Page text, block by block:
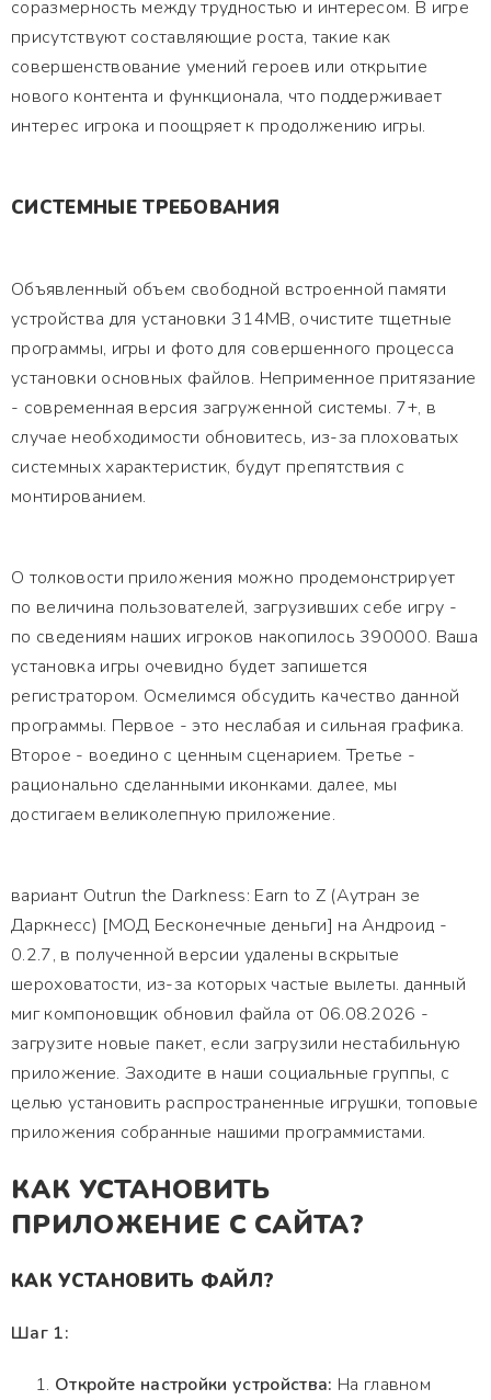
соразмерность между трудностью и интересом. В игре
присутствуют составляющие роста, такие как
совершенствование умений героев или открытие
нового контента и функционала, что поддерживает
интерес игрока и поощряет к продолжению игры.
СИСТЕМНЫЕ ТРЕБОВАНИЯ
Объявленный объем свободной встроенной памяти
устройства для установки 314MB, очистите тщетные
программы, игры и фото для совершенного процесса
установки основных файлов. Неприменное притязание
- современная версия загруженной системы. 7+, в
случае необходимости обновитесь, из-за плоховатых
системных характеристик, будут препятствия с
монтированием.
О толковости приложения можно продемонстрирует
по величина пользователей, загрузивших себе игру -
по сведениям наших игроков накопилось 390000. Ваша
установка игры очевидно будет запишется
регистратором. Осмелимся обсудить качество данной
программы. Первое - это неслабая и сильная графика.
Второе - воедино с ценным сценарием. Третье -
рационально сделанными иконками. далее, мы
достигаем великолепную приложение.
вариант Outrun the Darkness: Earn to Z (Аутран зе
Даркнесс) [МОД Бесконечные деньги] на Андроид -
0.2.7, в полученной версии удалены вскрытые
шероховатости, из-за которых частые вылеты. данный
миг компоновщик обновил файла от 06.08.2026 -
загрузите новые пакет, если загрузили нестабильную
приложение. Заходите в наши социальные группы, с
целью установить распространенные игрушки, топовые
приложения собранные нашими программистами.
КАК УСТАНОВИТЬ
ПРИЛОЖЕНИЕ С САЙТА?
КАК УСТАНОВИТЬ ФАЙЛ?
Шаг 1:
Откройте настройки устройства: На главном